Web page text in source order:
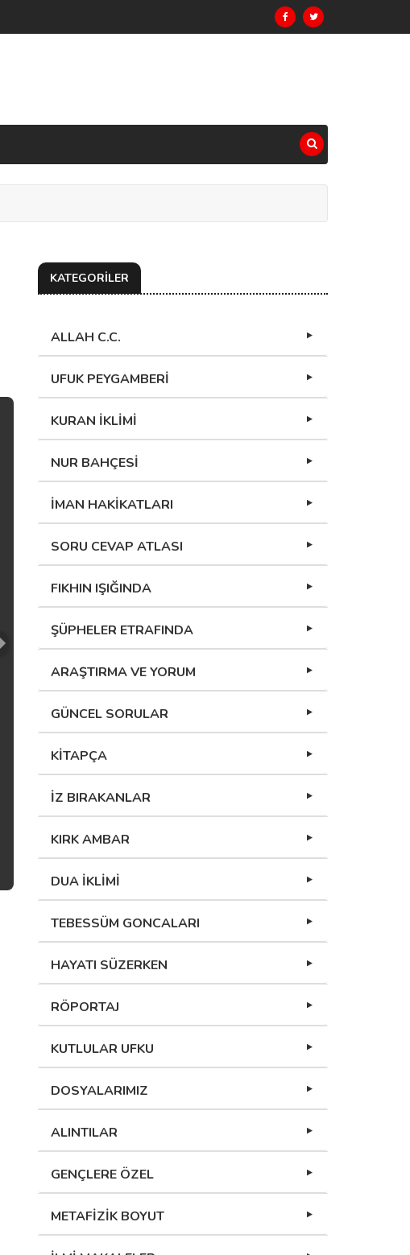
KATEGORİLER
ALLAH C.C.
UFUK PEYGAMBERİ
KURAN İKLİMİ
NUR BAHÇESİ
İMAN HAKİKATLARI
SORU CEVAP ATLASI
FIKHIN IŞIĞINDA
ŞÜPHELER ETRAFINDA
ARAŞTIRMA VE YORUM
GÜNCEL SORULAR
KİTAPÇA
İZ BIRAKANLAR
KIRK AMBAR
DUA İKLİMİ
TEBESSÜM GONCALARI
HAYATI SÜZERKEN
RÖPORTAJ
KUTLULAR UFKU
DOSYALARIMIZ
ALINTILAR
GENÇLERE ÖZEL
METAFİZİK BOYUT